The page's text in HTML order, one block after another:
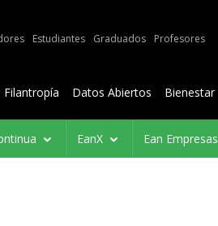
Estudiantes Graduados Profesores
Filantropía Datos Abiertos Bienestar
EanX Ean Empresas